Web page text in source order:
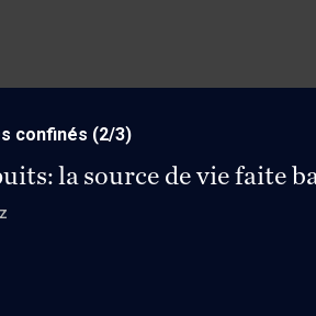
confinés (2/3)
la source de vie faite